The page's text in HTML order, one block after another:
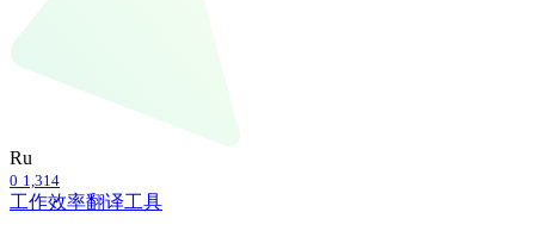
Ru
0 1,314
工作效率翻译工具